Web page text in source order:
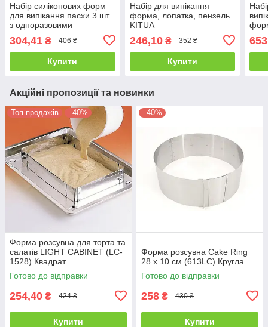
Набір силіконових форм
для випікання пасхи 3 шт.
з одноразовими
кондитерськими мішками
100 шт KITUA
304,41 ₴ 406 ₴
Купити
Набір для випікання
форма, лопатка, пензель
KITUA
246,10₴ 352 ₴
Купити
Акційні пропозиції та новинки
Топ продажів –40%
Форма розсувна для торта та
салатів LIGHT CABINET (LC-
1528) Квадрат
Готово до відправки
254,40 ₴ 424 ₴
Купити
–40%
Форма розсувна Cake Ring
28 х 10 см (613LC) Кругла
Готово до відправки
258 ₴ 430 ₴
Купити